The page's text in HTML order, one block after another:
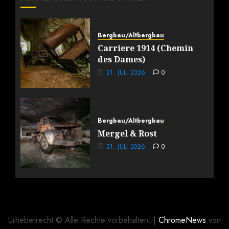
Bergbau/Altbergbau
Carriere 1914 (Chemin
des Dames)
21. JULI 2026 0
Bergbau/Altbergbau
Mergel & Rost
21. JULI 2026 0
Urheberrecht © Alle Rechte vorbehalten. | ChromeNews von